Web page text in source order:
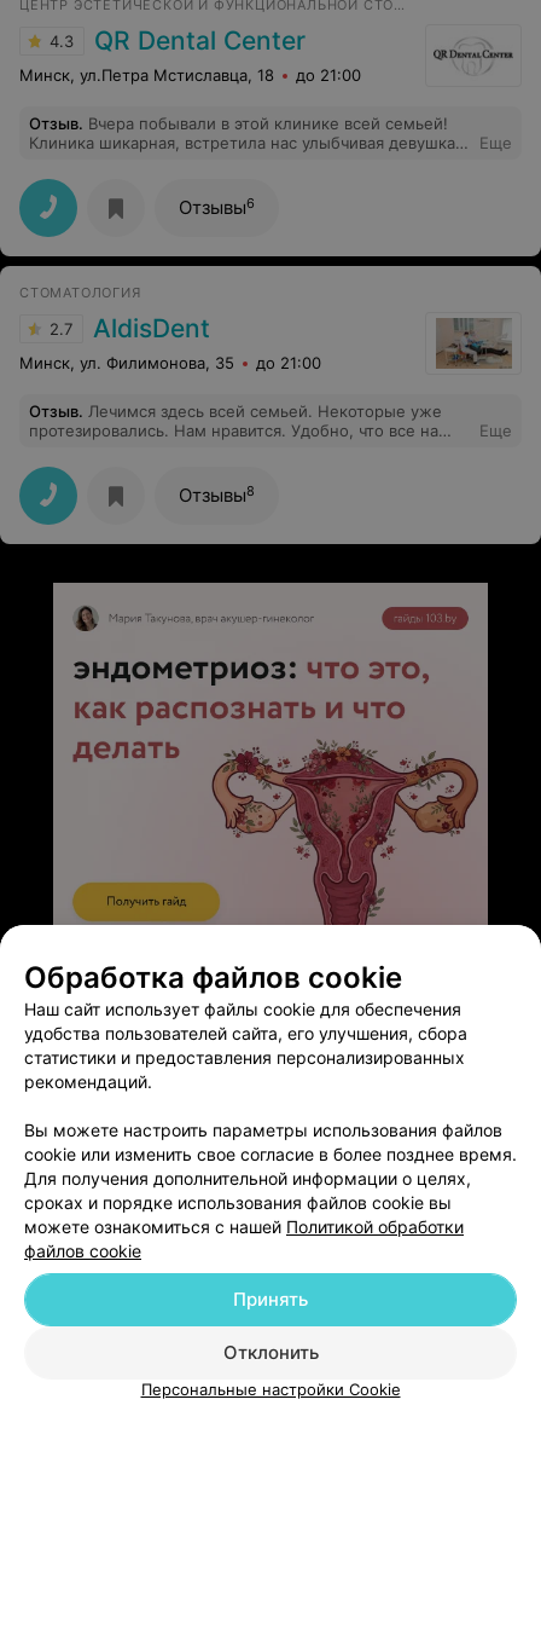
ЦЕНТР ЭСТЕТИЧЕСКОЙ И ФУНКЦИОНАЛЬНОЙ СТОМАТОЛОГИИ
4.3 QR Dental Center
Минск, ул.Петра Мстиславца, 18 до 21:00
Отзыв. Вчера побывали в этой клинике всей семьей!
Клиника шикарная, встретила нас улыбчивая девушка
приняли раньше своего времени. Врач Е.М очень
хороший специалист, она очень профессионально
объяснила нашу ситуацию с зубами и дала все
рекомендации по уходу! Так же хочу отменить
аккуратную работу ассистента! Теперь я уверена что
Еще
Отзывы6
СТОМАТОЛОГИЯ
2.7 AldisDent
Минск, ул. Филимонова, 35 до 21:00
Отзыв. Лечимся здесь всей семьей. Некоторые уже
протезировались. Нам нравится. Удобно, что все на
которым бы я лично был недоволен. Садилось во рту
почти все с первого раза, и сидит как родное. Такие
ощущения. Спасибо!
Еще
Отзывы8
Добавить специалиста
О проекте Новости проекта
Размещение рекламы
Медицинский маркетинг
Публичный договор
Пользовательское соглашение
Способы оплаты
Обработка файлов cookie
Наш сайт использует файлы cookie для обеспечения
удобства пользователей сайта, его улучшения, сбора
статистики и предоставления персонализированных
рекомендаций.
Вы можете настроить параметры использования файлов
cookie или изменить свое согласие в более позднее время.
Для получения дополнительной информации о целях,
сроках и порядке использования файлов cookie вы
можете ознакомиться с нашей Политикой обработки
файлов cookie
Отклонить
Принять
Персональные настройки Cookie